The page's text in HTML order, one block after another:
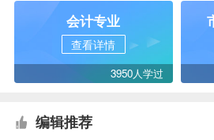
会计专业
查看详情
3950人学过
编辑推荐